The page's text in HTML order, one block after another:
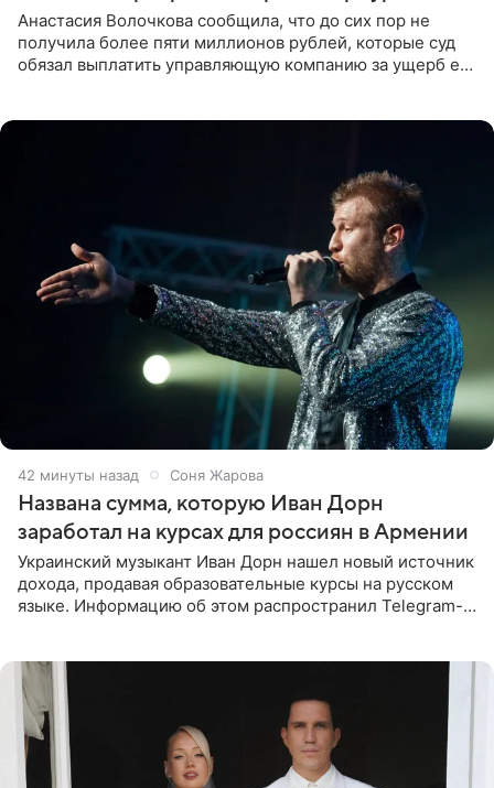
Анастасия Волочкова сообщила, что до сих пор не
получила более пяти миллионов рублей, которые суд
обязал выплатить управляющую компанию за ущерб ее
42 минуты назад Соня Жарова
Названа сумма, которую Иван Дорн
заработал на курсах для россиян в Армении
Украинский музыкант Иван Дорн нашел новый источник
дохода, продавая образовательные курсы на русском
языке. Информацию об этом распространил Telegram-